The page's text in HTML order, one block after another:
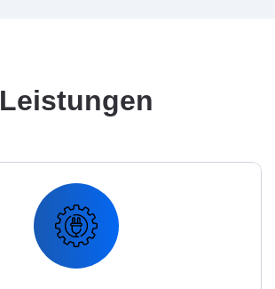
Leistungen